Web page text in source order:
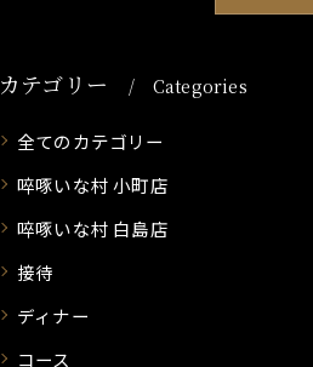
カテゴリー Categories
全てのカテゴリー
啐啄いな村 小町店
啐啄いな村 白島店
接待
ディナー
コース